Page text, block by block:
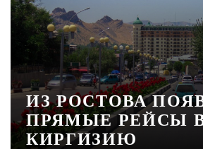
ХАЙП
ИЗ РОСТОВА
ПРЯМЫЕ РЕЙСЫ
КИРГИЗИЮ